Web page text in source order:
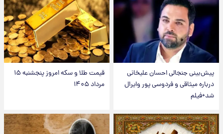
پیش‌بینی جنجالی احسان علیخانی
درباره میثاقی و فردوسی پور وایرال
شد+فیلم
قیمت طلا و سکه امروز پنجشنبه ۱۵
مرداد ۱۴۰۵